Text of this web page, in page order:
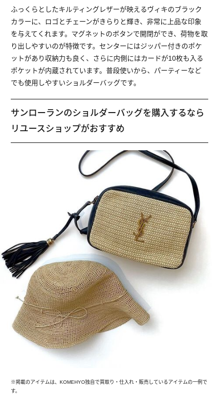
ふっくらとしたキルティングレザーが映えるヴィキのブラック
カラーに、ロゴとチェーンがきらりと輝き、非常に上品な印象
を与えてくれます。マグネットのボタンで開閉ができ、荷物を取
り出しやすいのが特徴です。センターにはジッパー付きのポケ
ットがあり収納力も良く、さらに内側にはカードが10枚も入る
ポケットが内蔵されています。普段使いから、パーティーなど
でも使用しやすいショルダーバッグです。
サンローランのショルダーバッグを購入するなら
リユースショップがおすすめ
※掲載のアイテムは、KOMEHYO独自で買取り・仕入れ・販売しているアイテムの一例で
す。